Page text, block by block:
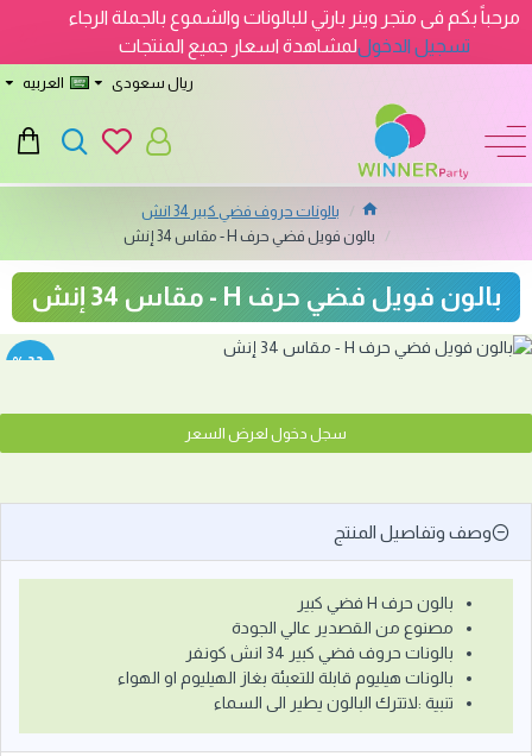
مرحباً بكم فى متجر وينر بارتي للبالونات والشموع بالجملة الرجاء
تسجيل الدخوللمشاهدة اسعار جميع المنتجات
ريال سعودى العربيه
بالونات حروف فضي كبير 34 انش
بالون فويل فضي حرف H - مقاس 34 إنش
بالون فويل فضي حرف H - مقاس 34 إنش
-33 %
سجل دخول لعرض السعر
وصف وتفاصيل المنتج
بالون حرف H فضي كبير
مصنوع من القصدير عالي الجودة
بالونات حروف فضي كبير 34 انش كونفر
بالونات هيليوم قابلة للتعبئة بغاز الهيليوم او الهواء
تنبية :لاتترك البالون يطير الى السماء